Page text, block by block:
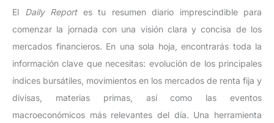
El Daily Reportes tu resumen diario imprescindible para
comenzar la jornada con una visión clara y concisa de los
mercados financieros. En una sola hoja, encontrarás toda la
información clave que necesitas: evolución de los principales
índices bursátiles, movimientos en los mercados de renta fija y
divisas, materias primas, así como las eventos
macroeconómicos más relevantes del día. Una herramienta